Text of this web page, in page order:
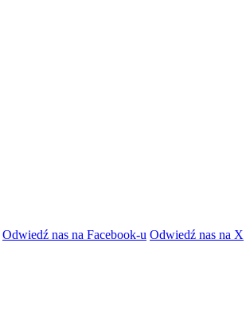
Odwiedź nas na Facebook-u Odwiedź nas na X